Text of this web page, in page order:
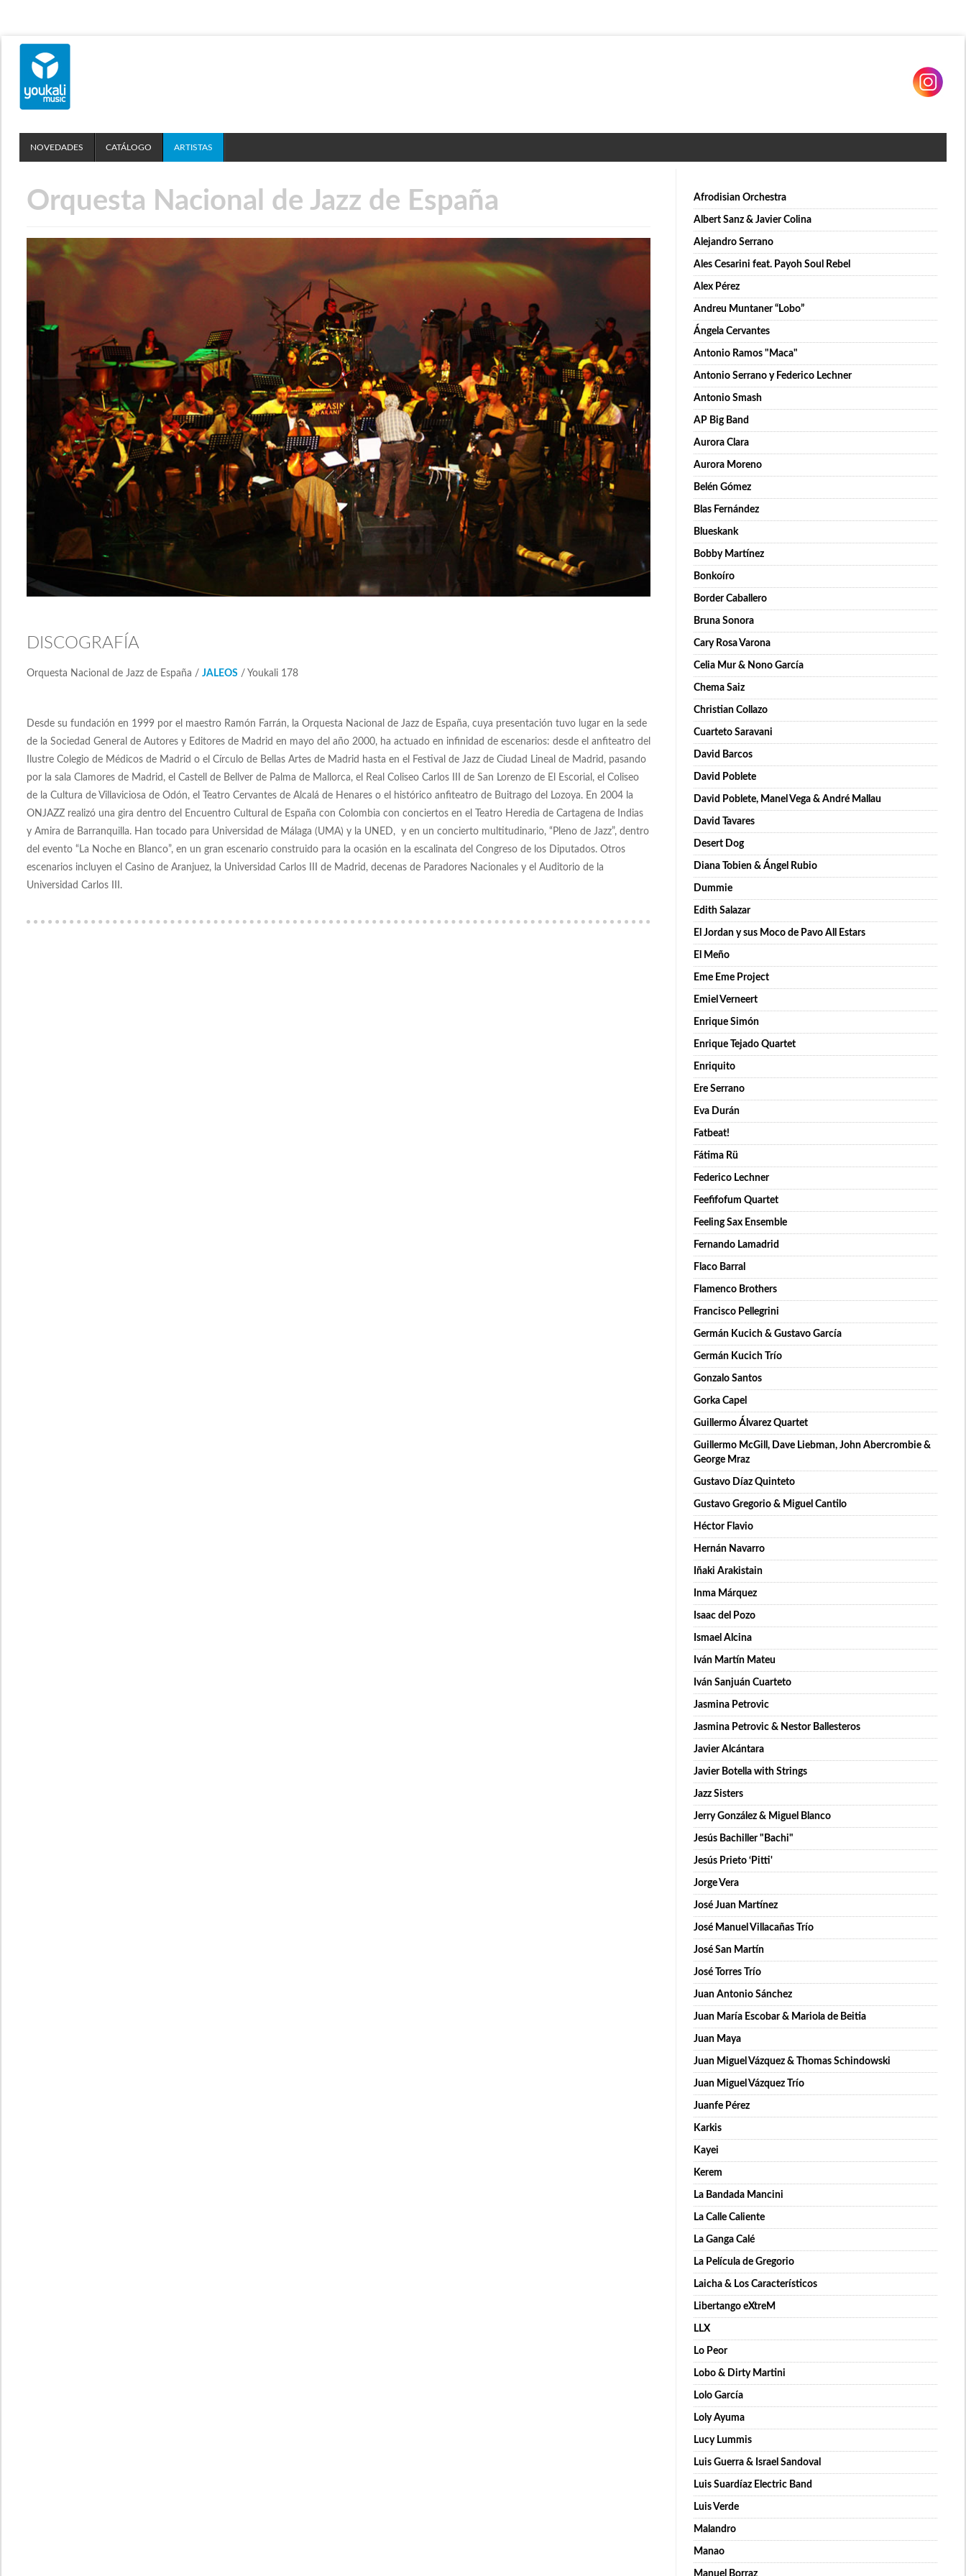
NOVEDADES CATÁLOGO ARTISTAS
Orquesta Nacional de Jazz de España
DISCOGRAFÍA
Orquesta Nacional de Jazz de España / JALEOS / Youkali 178
Desde su fundación en 1999 por el maestro Ramón Farrán, la Orquesta Nacional de Jazz de España, cuya presentación tuvo lugar en la sede
de la Sociedad General de Autores y Editores de Madrid en mayo del año 2000, ha actuado en infinidad de escenarios: desde el anfiteatro del
Ilustre Colegio de Médicos de Madrid o el Círculo de Bellas Artes de Madrid hasta en el Festival de Jazz de Ciudad Lineal de Madrid, pasando
por la sala Clamores de Madrid, el Castell de Bellver de Palma de Mallorca, el Real Coliseo Carlos III de San Lorenzo de El Escorial, el Coliseo
de la Cultura de Villaviciosa de Odón, el Teatro Cervantes de Alcalá de Henares o el histórico anfiteatro de Buitrago del Lozoya. En 2004 la
ONJAZZ realizó una gira dentro del Encuentro Cultural de España con Colombia con conciertos en el Teatro Heredia de Cartagena de Indias
y Amira de Barranquilla. Han tocado para Universidad de Málaga (UMA) y la UNED, y en un concierto multitudinario, “Pleno de Jazz”, dentro
del evento “La Noche en Blanco”, en un gran escenario construido para la ocasión en la escalinata del Congreso de los Diputados. Otros
escenarios incluyen el Casino de Aranjuez, la Universidad Carlos III de Madrid, decenas de Paradores Nacionales y el Auditorio de la
Universidad Carlos III.
Afrodisian Orchestra
Albert Sanz & Javier Colina
Alejandro Serrano
Ales Cesarini feat. Payoh Soul Rebel
Alex Pérez
Andreu Muntaner “Lobo”
Ángela Cervantes
Antonio Ramos "Maca"
Antonio Serrano y Federico Lechner
Antonio Smash
AP Big Band
Aurora Clara
Aurora Moreno
Belén Gómez
Blas Fernández
Blueskank
Bobby Martínez
Bonkoíro
Border Caballero
Bruna Sonora
Cary Rosa Varona
Celia Mur & Nono García
Chema Saiz
Christian Collazo
Cuarteto Saravani
David Barcos
David Poblete
David Poblete, Manel Vega & André Mallau
David Tavares
Desert Dog
Diana Tobien & Ángel Rubio
Dummie
Edith Salazar
El Jordan y sus Moco de Pavo All Estars
El Meño
Eme Eme Project
Emiel Verneert
Enrique Simón
Enrique Tejado Quartet
Enriquito
Ere Serrano
Eva Durán
Fatbeat!
Fátima Rü
Federico Lechner
Feefifofum Quartet
Feeling Sax Ensemble
Fernando Lamadrid
Flaco Barral
Flamenco Brothers
Francisco Pellegrini
Germán Kucich & Gustavo García
Germán Kucich Trío
Gonzalo Santos
Gorka Capel
Guillermo Álvarez Quartet
Guillermo McGill, Dave Liebman, John Abercrombie &
George Mraz
Gustavo Díaz Quinteto
Gustavo Gregorio & Miguel Cantilo
Héctor Flavio
Hernán Navarro
Iñaki Arakistain
Inma Márquez
Isaac del Pozo
Ismael Alcina
Iván Martín Mateu
Iván Sanjuán Cuarteto
Jasmina Petrovic
Jasmina Petrovic & Nestor Ballesteros
Javier Alcántara
Javier Botella with Strings
Jazz Sisters
Jerry González & Miguel Blanco
Jesús Bachiller "Bachi"
Jesús Prieto ‘Pitti'
Jorge Vera
José Juan Martínez
José Manuel Villacañas Trío
José San Martín
José Torres Trío
Juan Antonio Sánchez
Juan María Escobar & Mariola de Beitia
Juan Maya
Juan Miguel Vázquez & Thomas Schindowski
Juan Miguel Vázquez Trío
Juanfe Pérez
Karkis
Kayei
Kerem
La Bandada Mancini
La Calle Caliente
La Ganga Calé
La Película de Gregorio
Laicha & Los Característicos
Libertango eXtreM
LLX
Lo Peor
Lobo & Dirty Martini
Lolo García
Loly Ayuma
Lucy Lummis
Luis Guerra & Israel Sandoval
Luis Suardíaz Electric Band
Luis Verde
Malandro
Manao
Manuel Borraz